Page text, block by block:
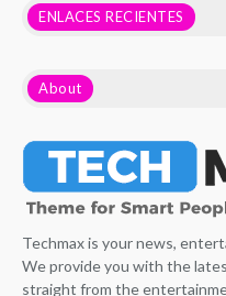
ENLACES RECIENTES
About
Techmax is your news,
We provide you with the
straight from the